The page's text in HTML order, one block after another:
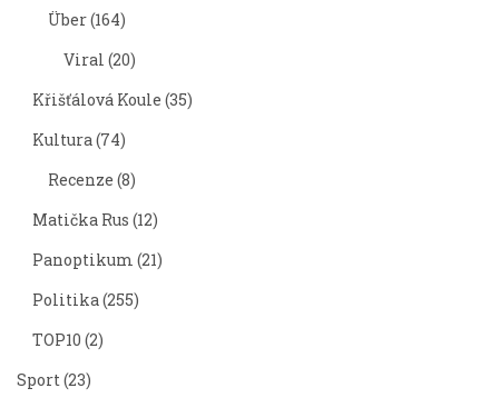
Über(164)
Viral (20)
Křišťálová Koule (35)
Kultura (74)
Recenze (8)
Matička Rus (12)
Panoptikum (21)
Politika (255)
TOP10 (2)
Sport (23)